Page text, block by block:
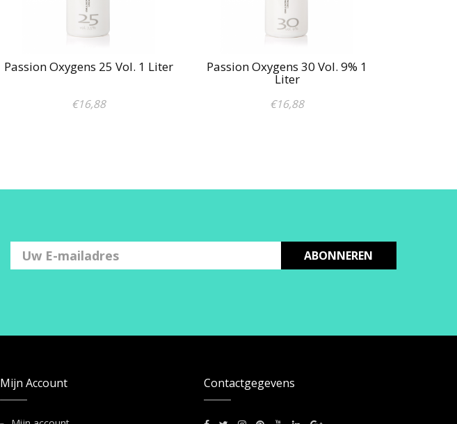
Passion Oxygens 25 Vol. 1 Liter
€16,88
Passion Oxygens 30 Vol. 9% 1
Liter
€16,88
ABONNEREN
Mijn Account Contactgegevens